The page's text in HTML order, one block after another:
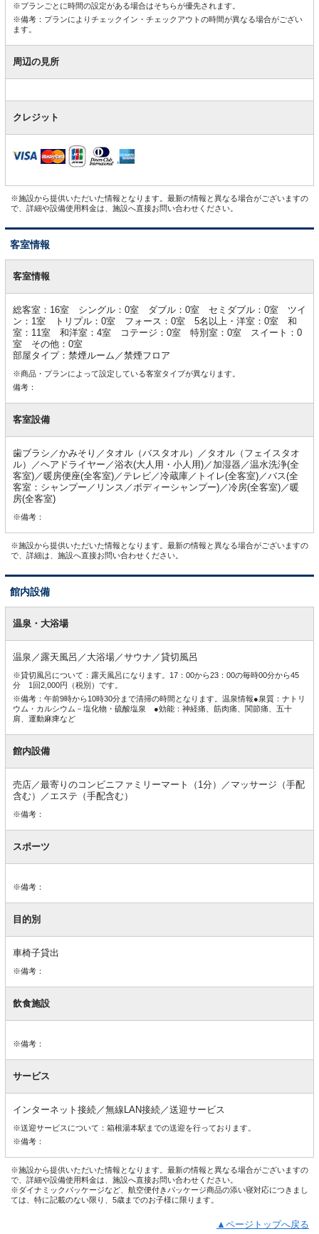
※プランごとに時間の設定がある場合はそちらが優先されます。
※備考：プランによりチェックイン・チェックアウトの時間が異なる場合がござい
ます。
周辺の見所
クレジット
※施設から提供いただいた情報となります。最新の情報と異なる場合がございますの
で、詳細や設備使用料金は、施設へ直接お問い合わせください。
客室情報
室客室情報
総客室：16室 シングル：0室 ダブル：0室 セミダブル：0室 ツイ
ン：1室 トリプル：0室 フォース：0室 5名以上・洋室：0室 和
室：11室 和洋室：4室 コテージ：0室 特別室：0室 スイート：0
室 その他：0室
部屋タイプ：禁煙ルーム／禁煙フロア
※商品・プランによって設定している客室タイプが異なります。
備考：
客室設備
歯ブラシ／かみそり／タオル（バスタオル）／タオル（フェイスタオ
ル）／ヘアドライヤー／浴衣(大人用・小人用)／加湿器／温水洗浄(全
客室)／暖房便座(全客室)／テレビ／冷蔵庫／トイレ(全客室)／バス(全
客室：シャンプー／リンス／ボディーシャンプー)／冷房(全客室)／暖
房(全客室)
※備考：
※施設から提供いただいた情報となります。最新の情報と異なる場合がございますの
で、詳細は、施設へ直接お問い合わせください。
館内設備
内温泉・大浴場
温泉／露天風呂／大浴場／サウナ／貸切風呂
※貸切風呂について：露天風呂になります。17：00から23：00の毎時00分から45
分 1回2,000円（税別）です。
※備考：午前9時から10時30分まで清掃の時間となります。温泉情報●泉質：ナトリ
ウム・カルシウム－塩化物・硫酸塩泉 ●効能：神経痛、筋肉痛、関節痛、五十
肩、運動麻痺など
館内設備
売店／最寄りのコンビニファミリーマート（1分）／マッサージ（手配
含む）／エステ（手配含む）
※備考：
スポーツ
※備考：
目的別
車椅子貸出
※備考：
飲食施設
※備考：
サービス
インターネット接続／無線LAN接続／送迎サービス
※送迎サービスについて：箱根湯本駅までの送迎を行っております。
※備考：
※施設から提供いただいた情報となります。最新の情報と異なる場合がございますの
で、詳細や設備使用料金は、施設へ直接お問い合わせください。
※ダイナミックパッケージなど、航空便付きパッケージ商品の添い寝対応につきまし
ては、特に記載のない限り、5歳までのお子様に限ります。
▲ページトップへ戻る